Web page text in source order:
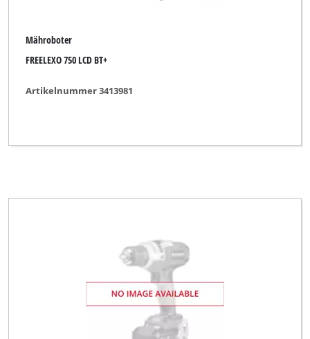
Mähroboter
FREELEXO 750 LCD BT+
Artikelnummer 3413981